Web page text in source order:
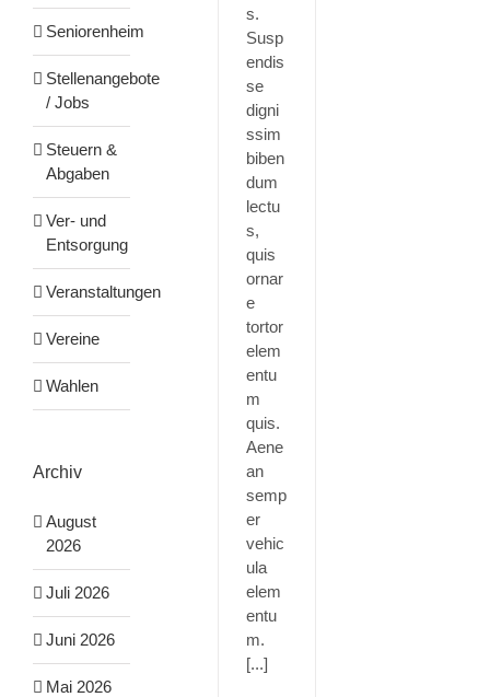
s.
Susp
endis
se
digni
ssim
biben
dum
lectu
s,
quis
ornar
e
tortor
elem
entu
m
quis.
Aene
an
semp
er
vehic
ula
elem
entu
m.
[...]
Seniorenheim
Stellenangebote
/ Jobs
Steuern &
Abgaben
Ver- und
Entsorgung
Veranstaltungen
Vereine
Wahlen
Archiv
August
2026
Juli 2026
Juni 2026
Mai 2026